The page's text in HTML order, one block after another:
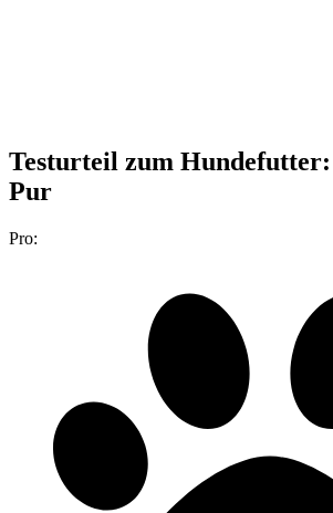
Testurteil zum
Pur
Pro: